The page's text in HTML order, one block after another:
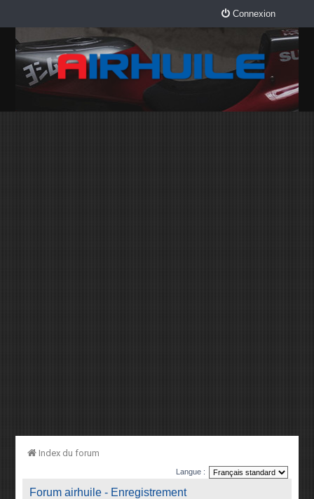
Connexion
Index du forum
Langue :
Forum airhuile - Enregistrement